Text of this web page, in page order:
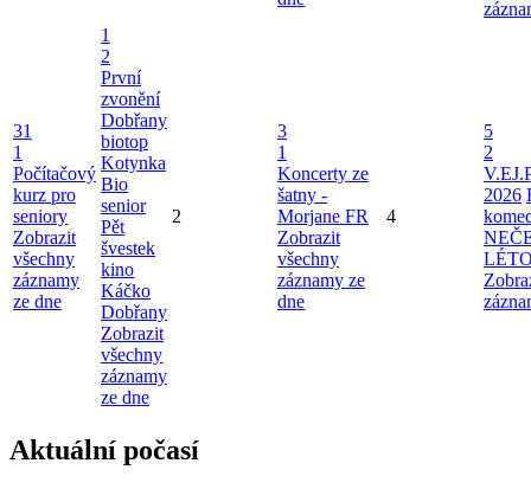
31
1
Počítačový
kurz pro
seniory
Zobrazit
všechny
záznamy
ze dne
1
2
První
zvonění
Dobřany
biotop
Kotynka
Bio
senior
Pět
švestek
kino
Káčko
Dobřany
Zobrazit
všechny
záznamy
ze dne
2
3
1
Koncerty ze
šatny -
Morjane FR
Zobrazit
všechny
záznamy ze
dne
4
5
2
2026
Aktuální počasí